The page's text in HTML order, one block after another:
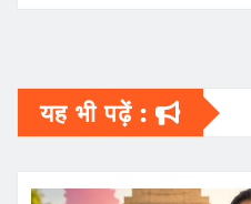
यह भी पढ़ें :